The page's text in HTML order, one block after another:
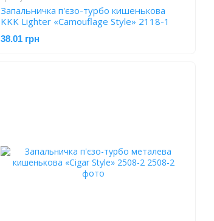
Запальничка п'єзо-турбо кишенькова
KKK Lighter «Camouflage Style» 2118-1
38.01 грн